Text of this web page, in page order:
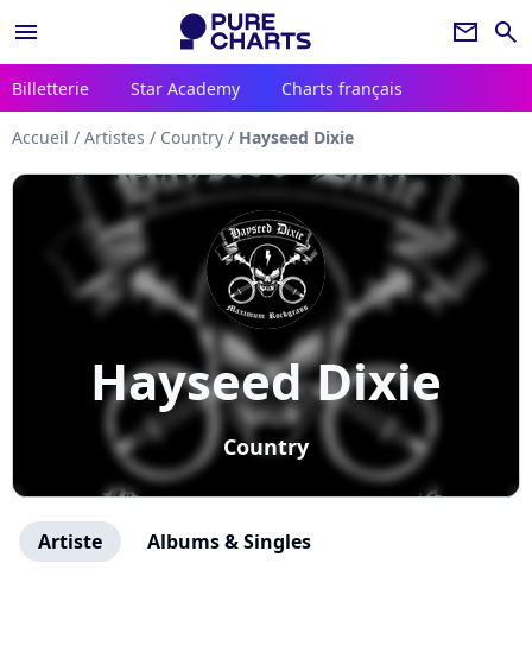
menu newsletter search
Billetterie Star Academy Charts français
Accueil / Artistes / Country / Hayseed Dixie
Hayseed Dixie
Country
Artiste Albums & Singles